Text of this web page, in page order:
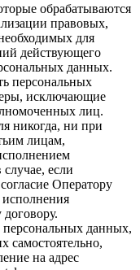
обрабатываются
правовых,
для
действующего
данных.
персональных
исключающие
лиц.
никогда, ни при
лицам,
если
Оператору
исполнения
договору.
персональных данных,
самостоятельно,
на адрес